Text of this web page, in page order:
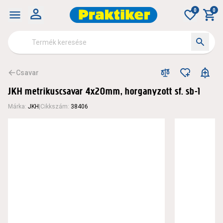
0 0
Csavar
JKH metrikuscsavar 4x20mm, horganyzott sf. sb-1
Márka: JKH Cikkszám: 38406